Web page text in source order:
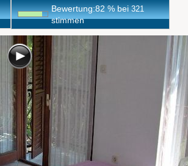
Bewertung:82%bei321
stimmen